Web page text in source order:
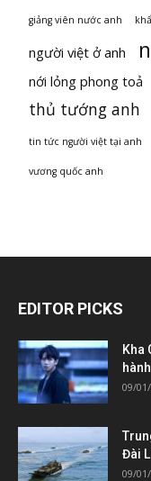
giảng viên nước anh
người việt ở anh
nới lỏng phong toả
thủ tướng anh
tin tức người việt tại anh
vương quốc anh
EDITOR PICKS
Kha
09/
Đài
09/